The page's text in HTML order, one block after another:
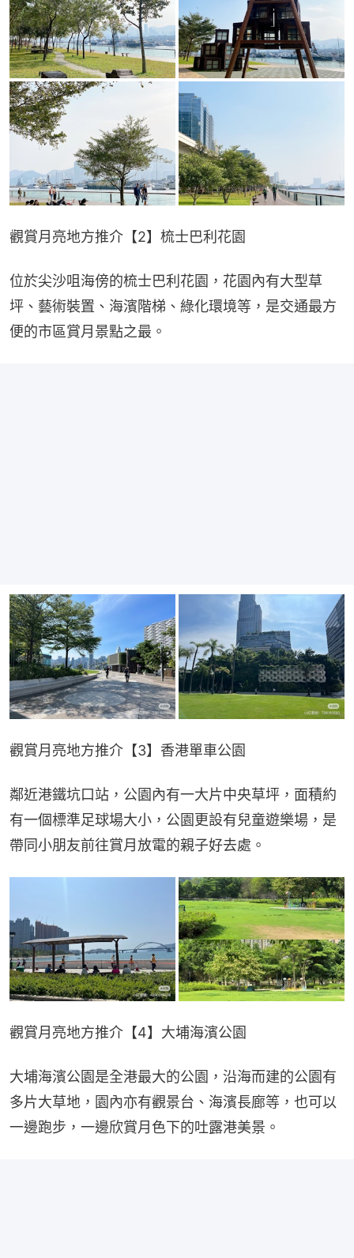
觀賞月亮地方推介【2】梳士巴利花園
位於尖沙咀海傍的梳士巴利花園，花園內有大型草
坪、藝術裝置、海濱階梯、綠化環境等，是交通最方
便的市區賞月景點之最。
觀賞月亮地方推介【3】香港單車公園
鄰近港鐵坑口站，公園內有一大片中央草坪，面積約
有一個標準足球場大小，公園更設有兒童遊樂場，是
帶同小朋友前往賞月放電的親子好去處。
觀賞月亮地方推介【4】大埔海濱公園
大埔海濱公園是全港最大的公園，沿海而建的公園有
多片大草地，園內亦有觀景台、海濱長廊等，也可以
一邊跑步，一邊欣賞月色下的吐露港美景。